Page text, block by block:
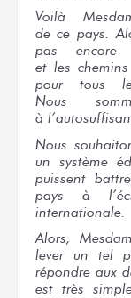
Voilà
de ce pays.
pas encore
et les chemins
pour tous
Nous
à
Nous
un système
puissent
pays à
internationale.
Alors,
lever un tel
répondre aux
est très